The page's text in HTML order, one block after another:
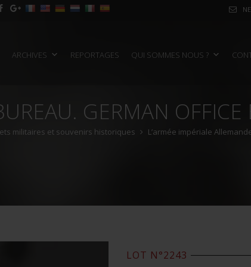
ARCHIVES REPORTAGES QUI SOMMES NOUS ?
GERMAN OFFICE
militaires et souvenirs historiques L’armée impériale
LOT N°2243